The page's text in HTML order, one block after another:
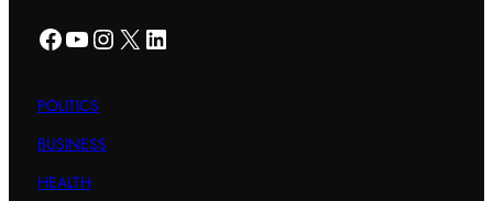
Facebook YouTube Instagram X LinkedIn
POLITICS
BUSINESS
HEALTH